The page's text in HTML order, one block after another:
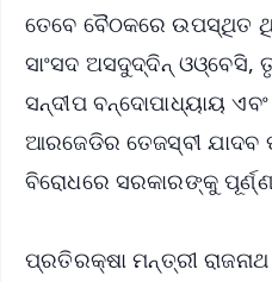
ତେବେ ବୈଠକରେ ଉପସ୍ଥିତ
ସାଂସଦ ଅସଦୁଦ୍ଦିନ୍
ସନ୍ଦୀପ ବନ୍ଦୋପାଧ୍ୟାୟ
ଆରଜେଡିର ତେଜସ୍ବୀ
ବିରୋଧରେ ସରକାରଙ୍କୁ
ପ୍ରତିରକ୍ଷା ମନ୍ତ୍ରୀ